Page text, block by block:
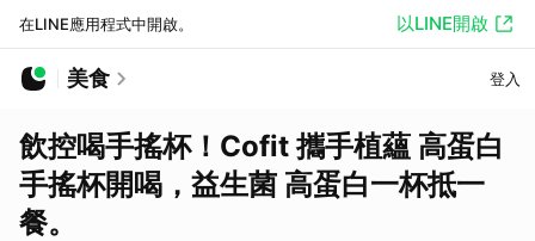
在LINE應用程式中開啟。 以LINE開啟
美食 登入
飲控喝手搖杯！Cofit 攜手植蘊 高蛋白
手搖杯開喝，益生菌 高蛋白一杯抵一
餐。